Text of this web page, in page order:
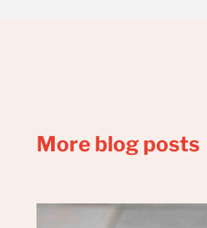
More blog posts